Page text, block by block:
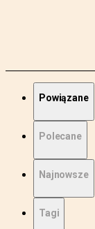
Powiązane
Polecane
Najnowsze
Tagi